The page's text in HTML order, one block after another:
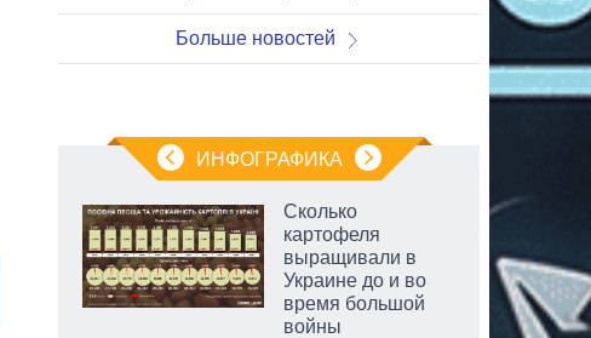
Больше новостей
ИНФОГРАФИКА
Сколько
картофеля
выращивали в
Украине до и во
время большой
войны